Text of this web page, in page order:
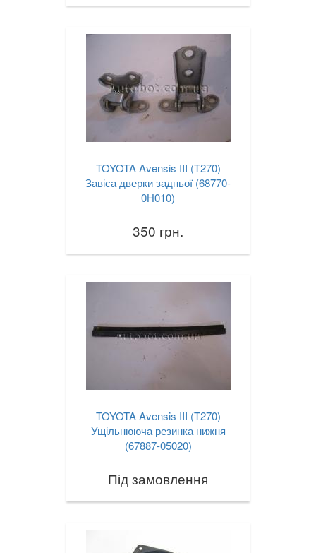
TOYOTA Avensis III (T270)
Завіса дверки задньої (68770-
0H010)
350 грн.
TOYOTA Avensis III (T270)
Ущільнююча резинка нижня
(67887-05020)
Під замовлення